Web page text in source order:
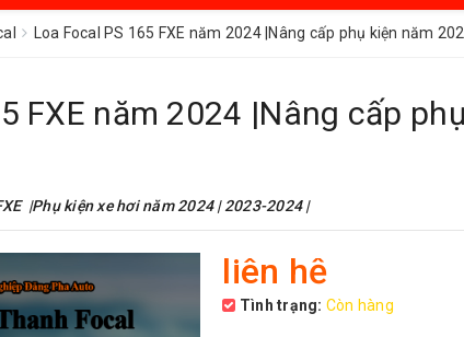
Loa Focal PS 165 FXE năm 2024 |Nâng cấp phụ kiện năm
FXE năm 2024 |Nâng cấp
|Phụ kiện xe hơi năm 2024 | 2023-2024 |
liên hệ
Tình trạng: Còn hàng